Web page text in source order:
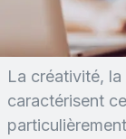
La créativité, la
caractérisent